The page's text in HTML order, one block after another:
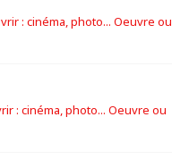
: cinéma, photo... Oeuvre ou
: cinéma, photo... Oeuvre ou